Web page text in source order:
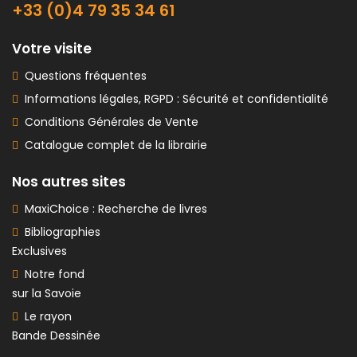
+33 (0)4 79 35 34 61
Votre visite
Questions fréquentes
Informations légales, RGPD : Sécurité et confidentialité
Conditions Générales de Vente
Catalogue complet de la librairie
Nos autres sites
MaxiChoice : Recherche de livres
Bibliographies
Exclusives
Notre fond
sur la Savoie
Le rayon
Bande Dessinée